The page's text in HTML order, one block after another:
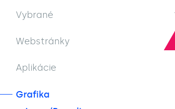
Vybrané
Webstránky
Aplikácie
Grafika